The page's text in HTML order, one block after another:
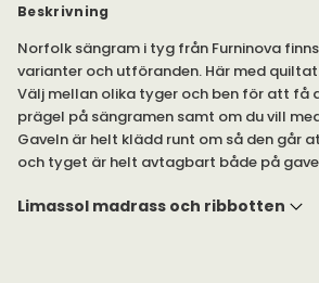
Beskrivning
Norfolk sängram i tyg från Furninova
varianter och utföranden. Här med
Välj mellan olika tyger och ben för att få
prägel på sängramen samt om du vill
Gaveln är helt klädd runt om så den går
och tyget är helt avtagbart både på
Finns i tre olika bäddmått 140x200,
Limassol madrass och ribbotten